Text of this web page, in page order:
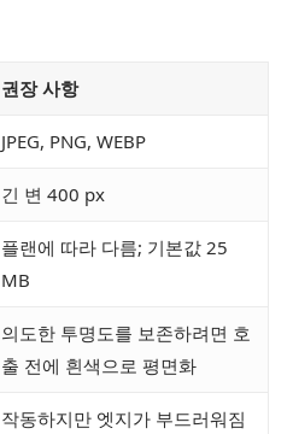
권장 사항
JPEG, PNG, WEBP
긴 변 400 px
플랜에 따라 다름; 기본값 25
MB
의도한 투명도를 보존하려면 호
출 전에 흰색으로 평면화
작동하지만 엣지가 부드러워짐